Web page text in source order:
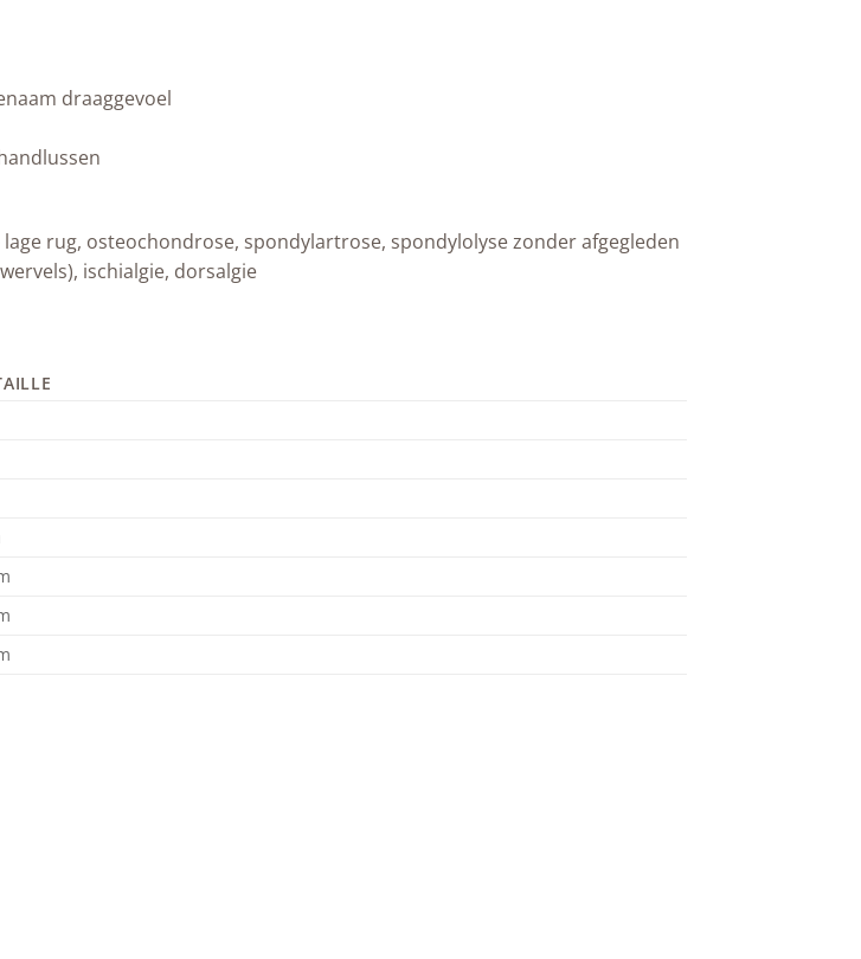
draaggevoel
rug, osteochondrose, spondylartrose, spondylolyse zonder afgegleden
ischialgie, dorsalgie